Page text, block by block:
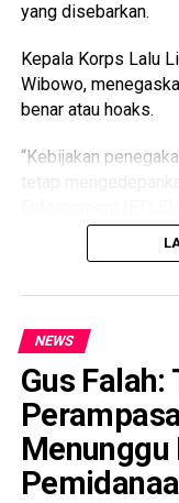
yang disebarkan.
Kepala Korps Lalu
Wibowo,
benar atau hoaks.
“Kebijakan
mobile. Informasi
pemberlakuan
Menurutnya, Polri
penegakan hukum
mewujudkan
dan akuntabel.
Meski demikian,
NEWS
Gus
Menunggu